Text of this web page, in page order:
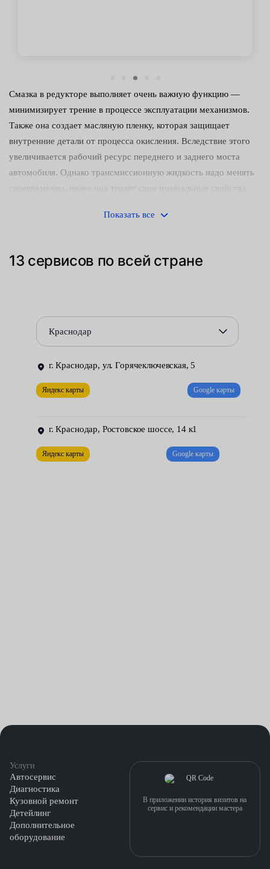
Смазка в редукторе выполняет очень важную функцию —
минимизирует трение в процессе эксплуатации механизмов.
Также она создает масляную пленку, которая защищает
внутренние детали от процесса окисления. Вследствие этого
увеличивается рабочий ресурс переднего и заднего моста
автомобиля. Однако трансмиссионную жидкость надо менять
Когда нужно производить замену?
устройство каждые 50-60 тыс. км пробега. В ходе осмотра
механики проверят состояние масла и вынесут решение —
эксплуатируется в жестких условиях:
езда в большом городе, с частым стоянием в пробках.
Показать все
13 сервисов по всей стране
Краснодар
г. Краснодар, ул. Горячеключевская, 5
Яндекс карты Google карты
г. Краснодар, Ростовское шоссе, 14 к1
Яндекс карты Google карты
Услуги
Автосервис
Диагностика
Кузовной ремонт
Детейлинг
Дополнительное
оборудование
В приложении история визитов на
сервис и рекомендации мастера